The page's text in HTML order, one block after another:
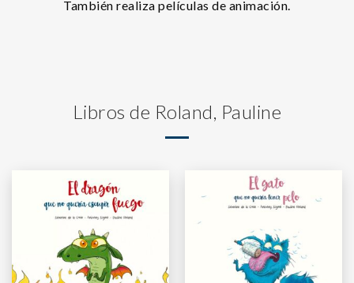
También realiza películas de animación.
Libros de Roland, Pauline